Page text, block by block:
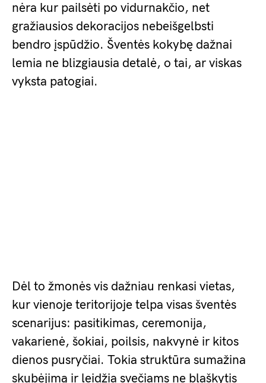
nėra kur pailsėti po vidurnakčio, net
gražiausios dekoracijos nebeišgelbsti
bendro įspūdžio. Šventės kokybę dažnai
lemia ne blizgiausia detalė, o tai, ar viskas
vyksta patogiai.
Dėl to žmonės vis dažniau renkasi vietas,
kur vienoje teritorijoje telpa visas šventės
scenarijus: pasitikimas, ceremonija,
vakarienė, šokiai, poilsis, nakvynė ir kitos
dienos pusryčiai. Tokia struktūra sumažina
skubėjimą ir leidžia svečiams ne blaškytis